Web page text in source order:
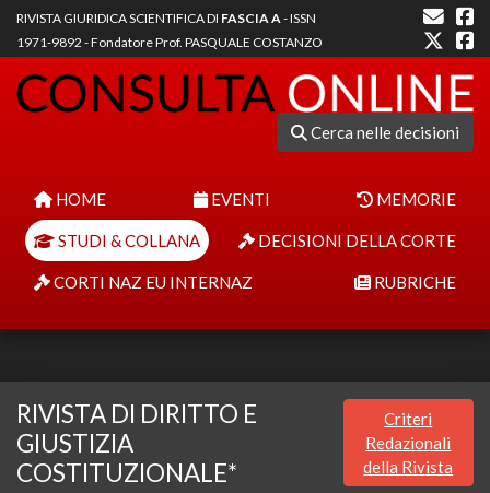
RIVISTA GIURIDICA SCIENTIFICA DI FASCIA A- ISSN
1971-9892 - Fondatore Prof. PASQUALE COSTANZO
Cerca nelle decisioni
HOME EVENTI MEMORIE
STUDI & COLLANA DECISIONI DELLA CORTE
CORTI NAZ EU INTERNAZ RUBRICHE
RIVISTA DI DIRITTO E
GIUSTIZIA
COSTITUZIONALE*
Criteri
Redazionali
della Rivista